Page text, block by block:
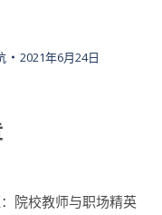
2021年6月24日
院校教师与职场精英